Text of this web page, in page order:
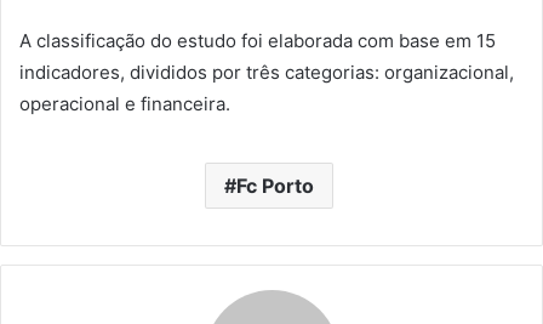
A classificação do estudo foi elaborada com base em 15
indicadores, divididos por três categorias: organizacional,
operacional e financeira.
Fc Porto